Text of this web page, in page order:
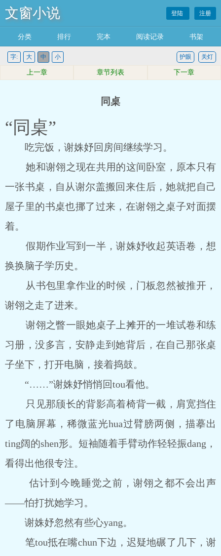
文窗小说 登陆 注册
分类 排行 完本 阅读记录 书架
字: 大 中 小 关灯
护眼
上一章 章节列表 下一章
同桌
“同桌”
吃完饭，谢姝妤回房间继续学习。
她和谢翎之现在共用的这间卧室，原本只有
一张书桌，自从谢尔盖搬回来住后，她就把自己
屋子里的书桌也挪了过来，在谢翎之桌子对面摆
着。
假期作业写到一半，谢姝妤收起英语卷，想
换换脑子学历史。
从书包里拿作业的时候，门板忽然被推开，
谢翎之走了进来。
谢翎之瞥一眼她桌子上摊开的一堆试卷和练
习册，没多言，安静走到她背后，在自己那张桌
子坐下，打开电脑，接着捣鼓。
“……”谢姝妤悄悄回tou看他。
只见那颀长的背影高着椅背一截，肩宽挡住
了电脑屏幕，稀微蓝光hua过臂膀两侧，描摹出
ting阔的shen形。短袖随着手臂动作轻轻振dang，
看得出他很专注。
估计到今晚睡觉之前，谢翎之都不会出声
――怕打扰她学习。
谢姝妤忽然有些心yang。
笔tou抵在嘴chun下边，迟疑地碾了几下，谢